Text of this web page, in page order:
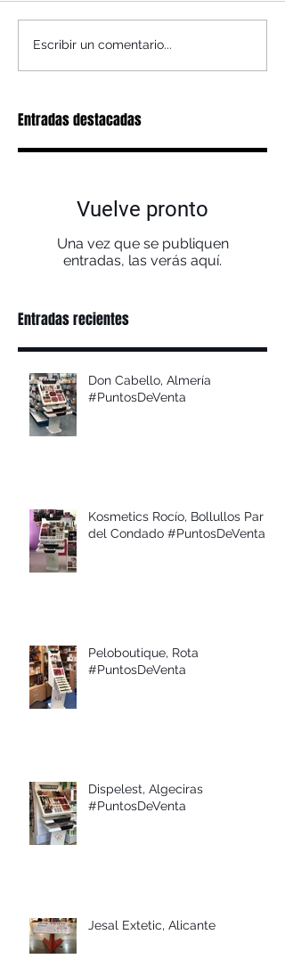
Escribir un comentario...
Entradas destacadas
Vuelve pronto
Una vez que se publiquen
entradas, las verás aquí.
Entradas recientes
Don Cabello, Almería
#PuntosDeVenta
Kosmetics Rocío, Bollullos Par
del Condado #PuntosDeVenta
Peloboutique, Rota
#PuntosDeVenta
Dispelest, Algeciras
#PuntosDeVenta
Jesal Extetic, Alicante